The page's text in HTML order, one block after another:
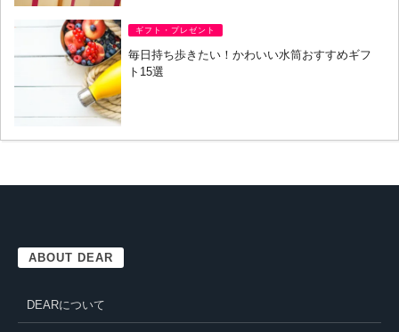
ギフト・プレゼント
毎日持ち歩きたい！かわいい水筒おすすめギフ
ト15選
ABOUT DEAR
DEARについて